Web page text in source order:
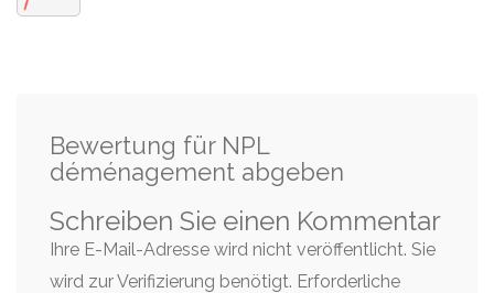
Bewertung für NPL
déménagement abgeben
Schreiben Sie einen Kommentar
Ihre E-Mail-Adresse wird nicht veröffentlicht. Sie
wird zur Verifizierung benötigt. Erforderliche